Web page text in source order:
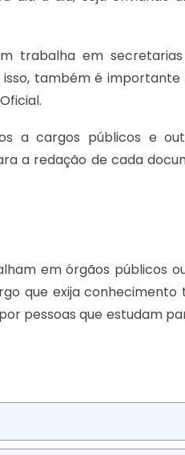
trabalha em
também é importante
a cargos públicos e
a redação de cada
em órgãos públicos
que exija
pessoas que estudam